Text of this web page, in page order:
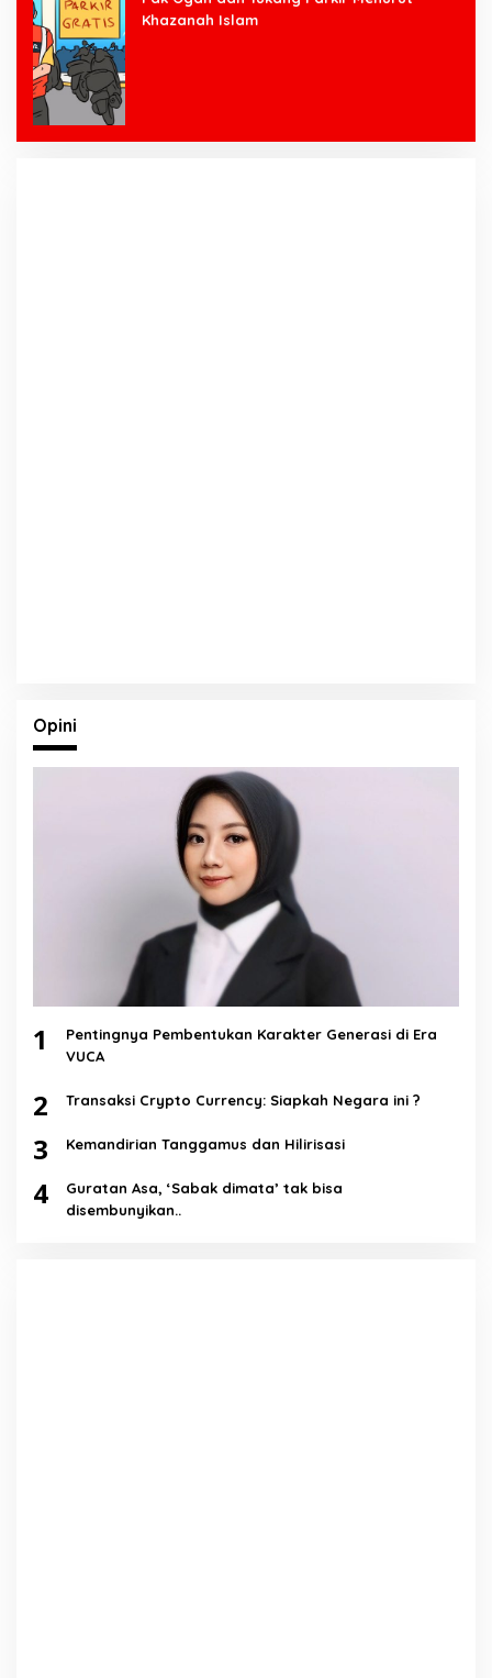
Khazanah Islam
Opini
1
Pentingnya Pembentukan Karakter Generasi di Era
VUCA
2 Transaksi Crypto Currency: Siapkah Negara ini ?
3 Kemandirian Tanggamus dan Hilirisasi
4
Guratan Asa, ‘Sabak dimata’ tak bisa
disembunyikan..